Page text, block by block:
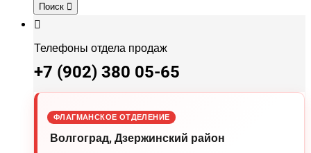
Поиск
Телефоны отдела продаж
+7 (902) 380 05-65
ФЛАГМАНСКОЕ ОТДЕЛЕНИЕ
Волгоград, Дзержинский район